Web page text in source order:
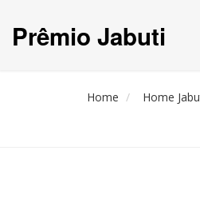
Prêmio Jabuti
Home Home